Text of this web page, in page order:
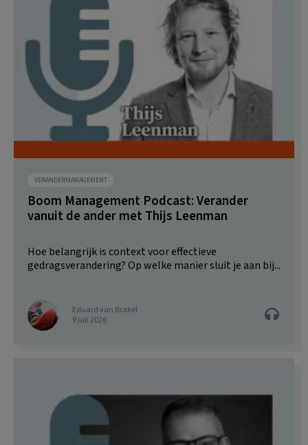
VERANDERMANAGEMENT
Boom Management Podcast: Verander
vanuit de ander met Thijs Leenman
Hoe belangrijk is context voor effectieve
gedragsverandering? Op welke manier sluit je aan bij...
Eduard van Brakel
9 juli 2026